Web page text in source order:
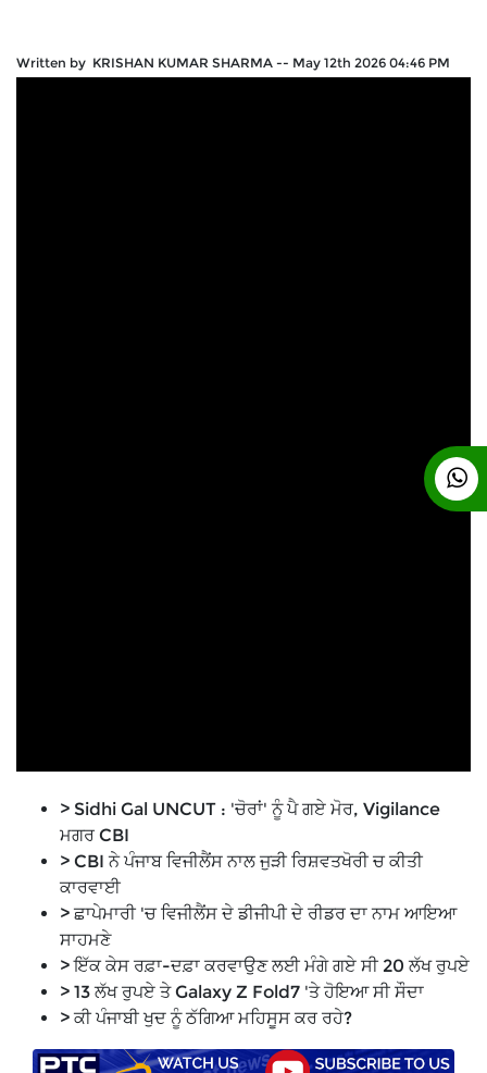
Written by KRISHAN KUMAR SHARMA -- May 12th 2026 04:46 PM
> Sidhi Gal UNCUT : 'ਚੋਰਾਂ' ਨੂੰ ਪੈ ਗਏ ਮੋਰ, Vigilance
ਮਗਰ CBI
> CBI ਨੇ ਪੰਜਾਬ ਵਿਜੀਲੈਂਸ ਨਾਲ ਜੁੜੀ ਰਿਸ਼ਵਤਖੋਰੀ ਚ ਕੀਤੀ
ਕਾਰਵਾਈ
> ਛਾਪੇਮਾਰੀ 'ਚ ਵਿਜੀਲੈਂਸ ਦੇ ਡੀਜੀਪੀ ਦੇ ਰੀਡਰ ਦਾ ਨਾਮ ਆਇਆ
ਸਾਹਮਣੇ
> ਇੱਕ ਕੇਸ ਰਫ਼ਾ-ਦਫ਼ਾ ਕਰਵਾਉਣ ਲਈ ਮੰਗੇ ਗਏ ਸੀ 20 ਲੱਖ ਰੁਪਏ
> 13 ਲੱਖ ਰੁਪਏ ਤੇ Galaxy Z Fold7 'ਤੇ ਹੋਇਆ ਸੀ ਸੌਦਾ
> ਕੀ ਪੰਜਾਬੀ ਖੁਦ ਨੂੰ ਠੱਗਿਆ ਮਹਿਸੂਸ ਕਰ ਰਹੇ?